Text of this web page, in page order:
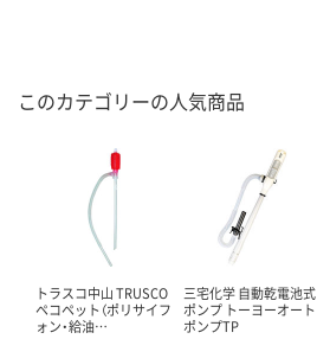
このカテゴリーの人気商品
トラスコ中山 TRUSCO
ペコペット（ポリサイフ
ォン・給油…
三宅化学 自動乾電池式
ポンプ トーヨーオート
ポンプTP